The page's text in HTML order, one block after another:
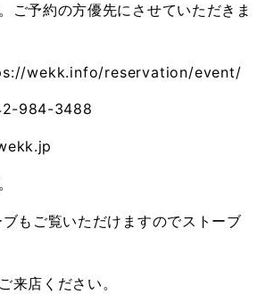
ご予約の方優先にさせていただきま
wekk.info/reservation/event/
984-3488
もご覧いただけますのでストーブ
来店ください。